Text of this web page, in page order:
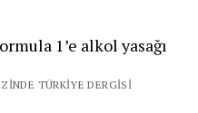
1’e alkol yasağı
TÜRKIYE DERGISI